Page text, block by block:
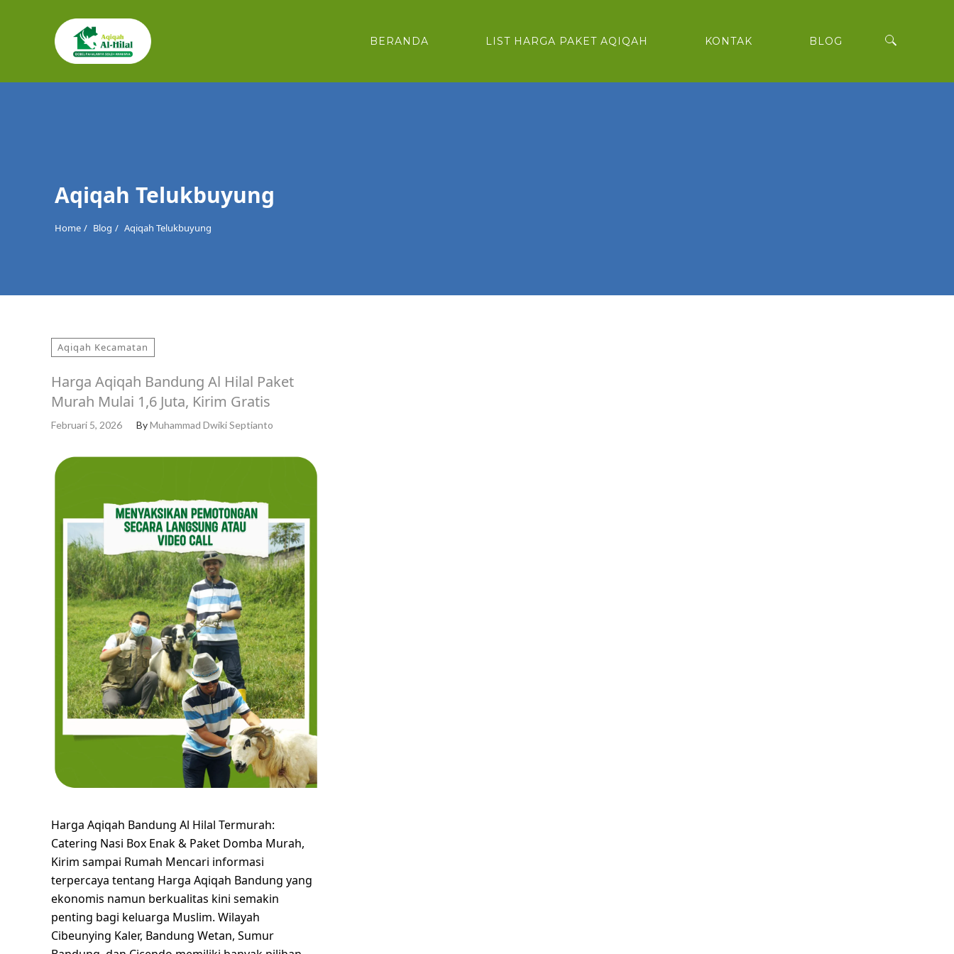
BERANDA LIST HARGA PAKET AQIQAH KONTAK BLOG
Cari
Aqiqah Telukbuyung
Home Blog Aqiqah Telukbuyung
Aqiqah Kecamatan
Harga Aqiqah Bandung Al Hilal Paket
Murah Mulai 1,6 Juta, Kirim Gratis
Februari 5, 2026 ByMuhammad Dwiki Septianto
Harga Aqiqah Bandung Al Hilal Termurah:
Catering Nasi Box Enak & Paket Domba Murah,
Kirim sampai Rumah Mencari informasi
terpercaya tentang Harga Aqiqah Bandung yang
ekonomis namun berkualitas kini semakin
penting bagi keluarga Muslim. Wilayah
Cibeunying Kaler, Bandung Wetan, Sumur